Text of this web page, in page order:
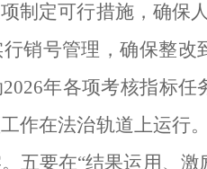
制定可行措施，确保
销号管理，确保整
年各项考核指标
作在法治轨道上运行
五要在“结果运用、